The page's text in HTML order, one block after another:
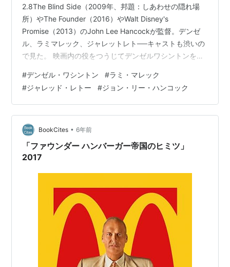
2.8The Blind Side（2009年、邦題：しあわせの隠れ場
所）やThe Founder（2016）やWalt Disney's
Promise（2013）のJohn Lee Hancockが監督。デンゼ
ル、ラミマレック、ジャレットレト──キャストも渋いの
で見た。 映画内の役をつうじてデンゼルワシントンを知
かわらずデンゼルワシントンには大きな人間性をかんじ
る。かんじませんか。なんていうか──外見声音抑揚態度
仕草あらゆる部位から──にじみ出てくる美質が立派な人
だと確信させる因子をもっている。 米大学における著名
人の卒業祝辞──といえば…
#デンゼル・ワシントン #ラミ・マレック
#ジャレッド・レトー #ジョン・リー・ハンコック
BookCites • 6年前
「ファウンダー ハンバーガー帝国のヒミツ」
2017